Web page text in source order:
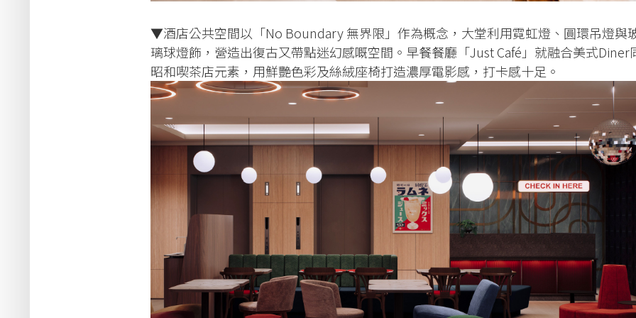
▼酒店公共空間以「No Boundary 無界限」作為概念，大堂利用霓虹燈、圓環吊燈與
璃球燈飾，營造出復古又帶點迷幻感嘅空間。早餐餐廳「Just Café」就融合美式Diner
昭和喫茶店元素，用鮮艷色彩及絲絨座椅打造濃厚電影感，打卡感十足。